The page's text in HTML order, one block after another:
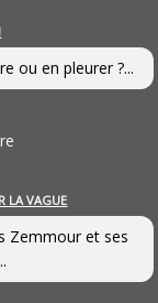
ou en pleurer ?...
LA VAGUE
Zemmour et ses